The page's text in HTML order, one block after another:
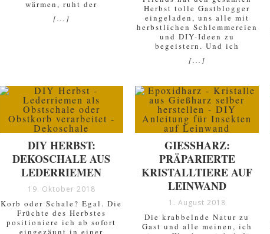
wärmen, ruht der
[...]
Herbst tolle Gastblogger
eingeladen, uns alle mit
herbstlichen Schlemmereien
und DIY-Ideen zu
begeistern. Und ich
[...]
DIY HERBST:
DEKOSCHALE AUS
LEDERRIEMEN
19. Oktober 2018
Korb oder Schale? Egal. Die
Früchte des Herbstes
positioniere ich ab sofort
eingezäunt in einer
GIESSHARZ:
PRÄPARIERTE
KRISTALLTIERE AUF
LEINWAND
1. August 2018
Die krabbelnde Natur zu
Gast und alle meinen, ich